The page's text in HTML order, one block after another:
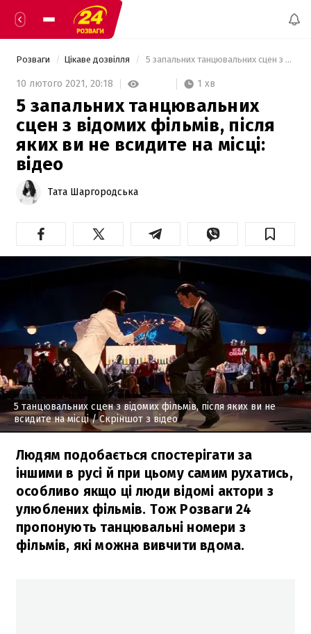
Розваги Цікаве дозвілля 5 запальних танцювальних сцен з відомих фільмів, після яких ви не всидите на місці: відео
10 лютого 2021, 20:18 1 хв
5 запальних танцювальних
сцен з відомих фільмів, після
яких ви не всидите на місці:
відео
Тата Шаргородська
5 танцювальних сцен з відомих фільмів, після яких ви не
всидите на місці/ Скріншот з відео
Людям подобається спостерігати за
іншими в русі й при цьому самим рухатись,
особливо якщо ці люди відомі актори з
улюблених фільмів. Тож Розваги 24
пропонують танцювальні номери з
фільмів, які можна вивчити вдома.